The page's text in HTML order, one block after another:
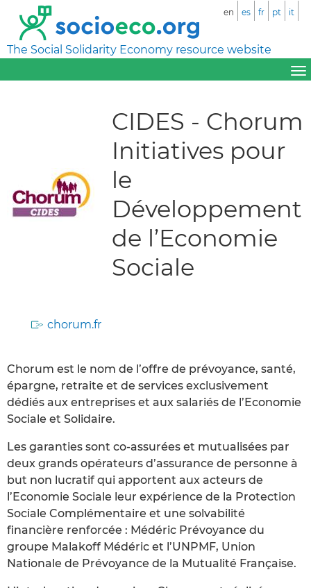
The Social Solidarity Economy resource website
en es fr pt it
CIDES - Chorum
Initiatives pour
le
Développement
de l’Economie
Sociale
chorum.fr
Chorum est le nom de l’offre de prévoyance, santé,
épargne, retraite et de services exclusivement
dédiés aux entreprises et aux salariés de l’Economie
Sociale et Solidaire.
Les garanties sont co-assurées et mutualisées par
deux grands opérateurs d’assurance de personne à
but non lucratif qui apportent aux acteurs de
l’Economie Sociale leur expérience de la Protection
Sociale Complémentaire et une solvabilité
financière renforcée : Médéric Prévoyance du
groupe Malakoff Médéric et l’UNPMF, Union
Nationale de Prévoyance de la Mutualité Française.